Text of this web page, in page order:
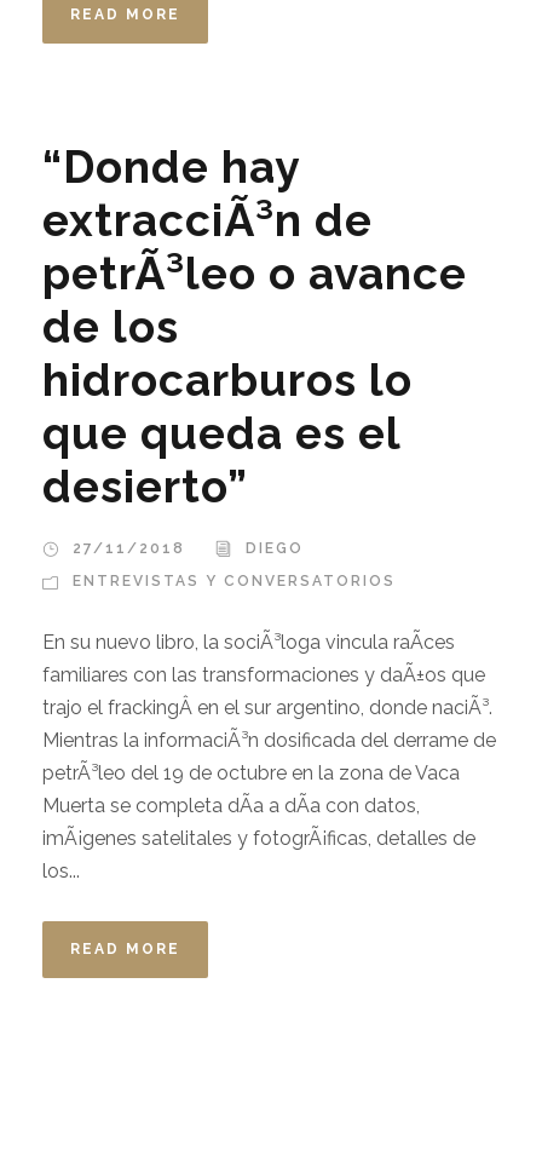
READ MORE
“Donde hay
extracciÃ³n de
petrÃ³leo o avance
de los
hidrocarburos lo
que queda es el
desierto”
27/11/2018
DIEGO
ENTREVISTAS Y CONVERSATORIOS
En su nuevo libro, la sociÃ³loga vincula raÃ­ces
familiares con las transformaciones y daÃ±os que
trajo el frackingÂ en el sur argentino, donde naciÃ³.
Mientras la informaciÃ³n dosificada del derrame de
petrÃ³leo del 19 de octubre en la zona de Vaca
Muerta se completa dÃ­a a dÃ­a con datos,
imÃ¡genes satelitales y fotogrÃ¡ficas, detalles de
los...
READ MORE